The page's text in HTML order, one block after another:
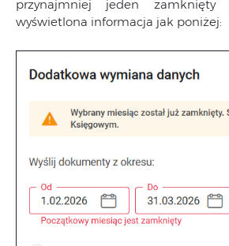
przynajmniej jeden zamknięty
wyświetlona informacja jak poniżej: